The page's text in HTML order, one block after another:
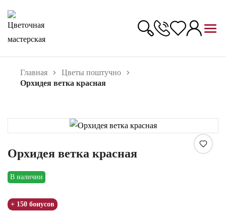
Главная
Цветы поштучно
Орхидея ветка красная
Орхидея ветка красная
В наличии
+ 150 бонусов